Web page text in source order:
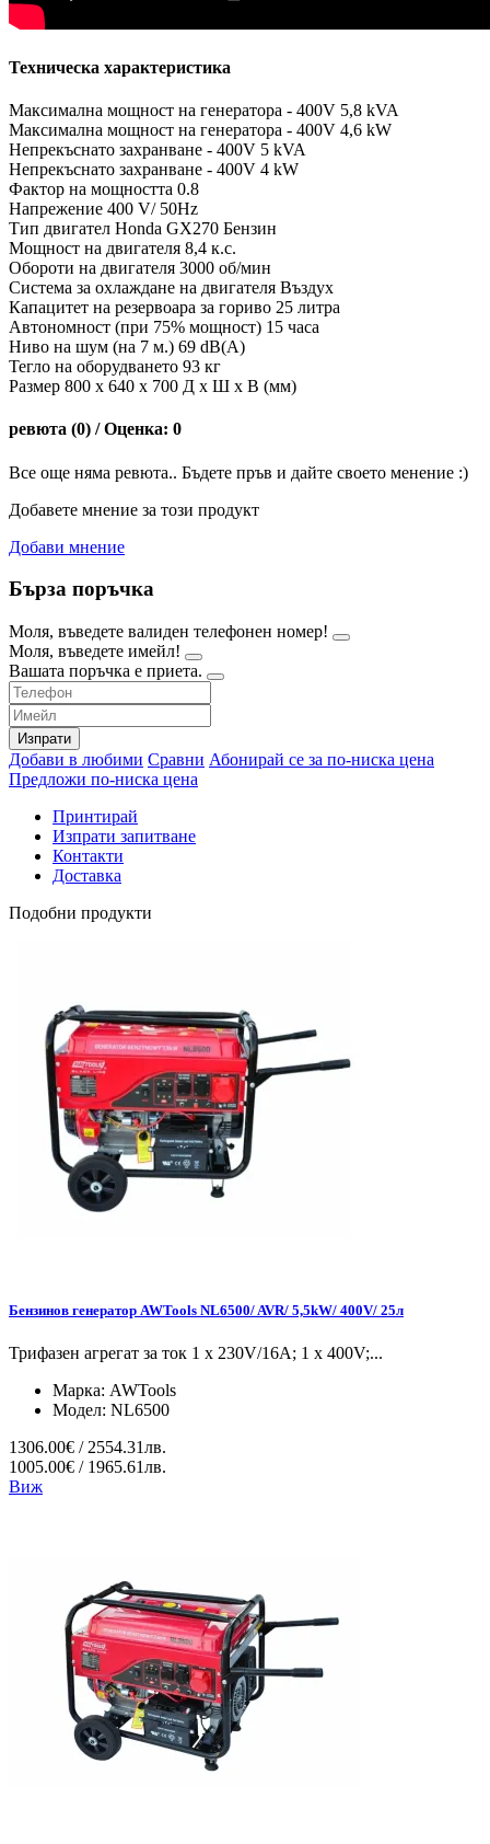
Техническа характеристика
Максимална мощност на генератора - 400V 5,8 kVA
Максимална мощност на генератора - 400V 4,6 kW
Непрекъснато захранване - 400V 5 kVA
Непрекъснато захранване - 400V 4 kW
Фактор на мощността 0.8
Напрежение 400 V/ 50Hz
Тип двигател Honda GX270 Бензин
Мощност на двигателя 8,4 к.с.
Обороти на двигателя 3000 об/мин
Система за охлаждане на двигателя Въздух
Капацитет на резервоара за гориво 25 литра
Автономност (при 75% мощност) 15 часа
Ниво на шум (на 7 м.) 69 dB(A)
Тегло на оборудването 93 кг
Размер 800 x 640 x 700 Д x Ш x В (мм)
ревюта (0) / Оценка: 0
Все още няма ревюта.. Бъдете пръв и дайте своето менение :)
Добавете мнение за този продукт
Добави мнение
Бърза поръчка
Моля, въведете валиден телефонен номер!
Моля, въведете имейл!
Вашата поръчка е приета.
Изпрати
Добави в любими Сравни Абонирай се за по-ниска цена
Предложи по-ниска цена
Принтирай
Изпрати запитване
Контакти
Доставка
Подобни продукти
Бензинов генератор AWTools NL6500/ AVR/ 5,5kW/ 400V/ 25л
Трифазен агрегат за ток 1 x 230V/16A; 1 x 400V;...
Марка: AWTools
Модел: NL6500
1306.00€ / 2554.31лв.
1005.00€ / 1965.61лв.
Виж